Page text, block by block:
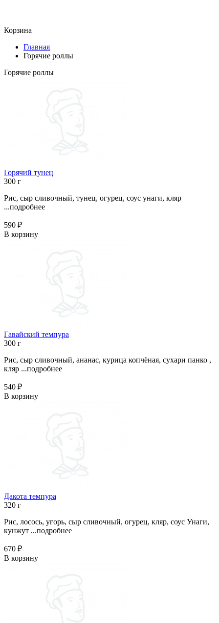
Корзина
Главная
Горячие роллы
Горячие роллы
Горячий тунец
300 г
Рис, сыр сливочный, тунец, огурец, соус унаги, кляр
...подробнее
590 ₽
В корзину
Гавайский темпура
300 г
Рис, сыр сливочный, ананас, курица копчёная, сухари панко ,
кляр ...подробнее
540 ₽
В корзину
Дакота темпура
320 г
Рис, лосось, угорь, сыр сливочный, огурец, кляр, соус Унаги,
кунжут ...подробнее
670 ₽
В корзину